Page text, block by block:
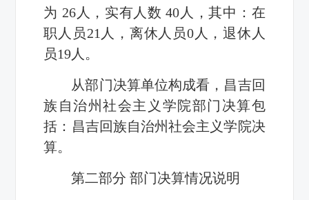
为 26人，实有人数 40人，其中：在
职人员21人，离休人员0人，退休人
员19人。
从部门决算单位构成看，昌吉回
族自治州社会主义学院部门决算包
括：昌吉回族自治州社会主义学院决
算。
第二部分 部门决算情况说明